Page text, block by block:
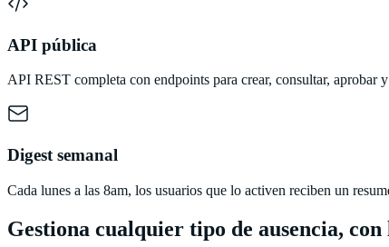
API pública
API REST completa con endpoints para crear, consultar, aprobar
Digest semanal
Cada lunes a las 8am, los usuarios que lo activen reciben un
Gestiona cualquier tipo de ausencia, con